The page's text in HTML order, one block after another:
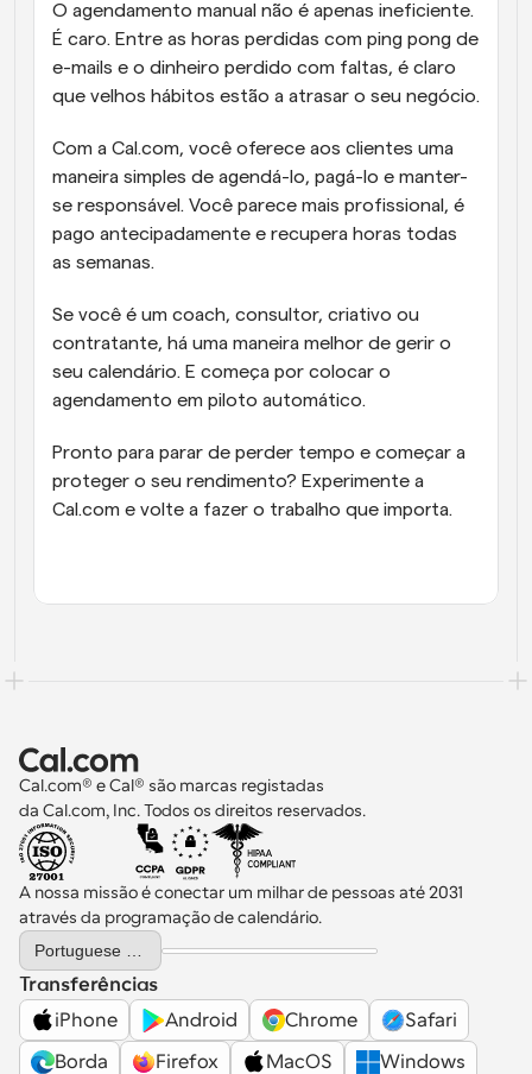
O agendamento manual não é apenas ineficiente.
É caro. Entre as horas perdidas com ping pong de
e-mails e o dinheiro perdido com faltas, é claro
que velhos hábitos estão a atrasar o seu negócio.
Com a Cal.com, você oferece aos clientes uma
maneira simples de agendá-lo, pagá-lo e manter-
se responsável. Você parece mais profissional, é
pago antecipadamente e recupera horas todas
as semanas.
Se você é um coach, consultor, criativo ou
contratante, há uma maneira melhor de gerir o
seu calendário. E começa por colocar o
agendamento em piloto automático.
Pronto para parar de perder tempo e começar a
proteger o seu rendimento? Experimente a
Cal.com e volte a fazer o trabalho que importa.
Cal.com® e Cal® são marcas registadas
da Cal.com, Inc. Todos os direitos reservados.
A nossa missão é conectar um milhar de pessoas até 2031
através da programação de calendário.
Select Language
Transferências
iPhone
Android Chrome
Safari
Borda
Firefox MacOS
Windows